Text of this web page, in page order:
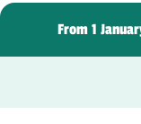
From 1